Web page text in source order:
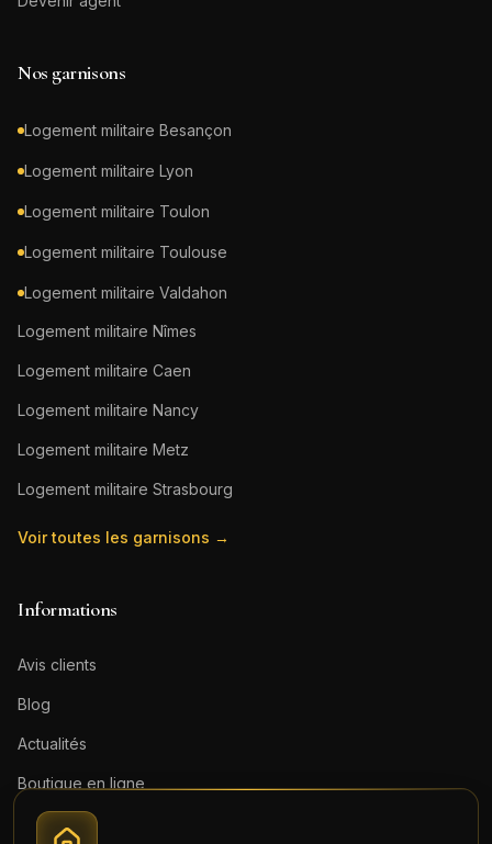
Nos garnisons
Logement militaire Besançon
Logement militaire Lyon
Logement militaire Toulon
Logement militaire Toulouse
Logement militaire Valdahon
Logement militaire Nîmes
Logement militaire Caen
Logement militaire Nancy
Logement militaire Metz
Logement militaire Strasbourg
Voir toutes les garnisons →
Informations
Avis clients
Blog
Actualités
Boutique en ligne
Contact